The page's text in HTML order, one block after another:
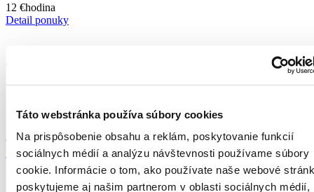
Táto webstránka používa súbory cookies
Na prispôsobenie obsahu a reklám, poskytovanie funkcií
sociálnych médií a analýzu návštevnosti používame súbory
cookie. Informácie o tom, ako používate naše webové
poskytujeme aj našim partnerom v oblasti sociálnych médií,
12 €hodina
Detail ponuky
Vodič VZV Bratislava
Pridané pred 6 dňami
Od 1 375 - 1 700 €mesiac - 1350 € mesačne v čistom
Detail ponuky